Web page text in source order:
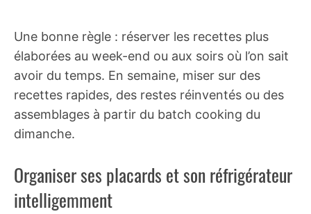
Une bonne règle : réserver les recettes plus
élaborées au week-end ou aux soirs où l’on sait
avoir du temps. En semaine, miser sur des
recettes rapides, des restes réinventés ou des
assemblages à partir du batch cooking du
dimanche.
Organiser ses placards et son réfrigérateur
intelligemment